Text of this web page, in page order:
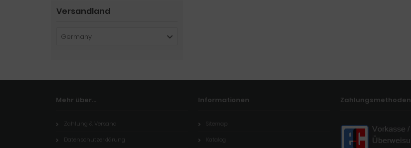
Versandland
Germany
Mehr über...
Zahlung & Versand
Datenschutzerklärung
Informationen
Sitemap
Katalog
Zahlungsmethoden